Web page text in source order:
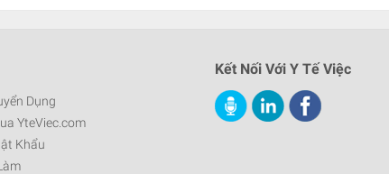
Dụng
YteViec.com
Khẩu
Kết Nối Với Y Tế Việc